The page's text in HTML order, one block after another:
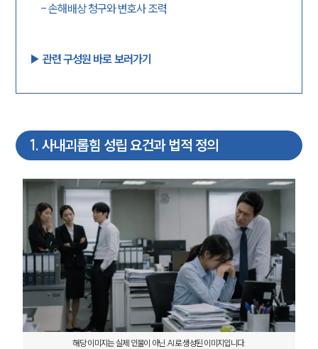
-손해배상 청구와 변호사 조력
▶︎ 관련 구성원 바로 보러가기
1. 사내괴롭힘 성립 요건과 법적 정의
해당 이미지는 실제 인물이 아닌 AI로 생성된 이미지입니다.